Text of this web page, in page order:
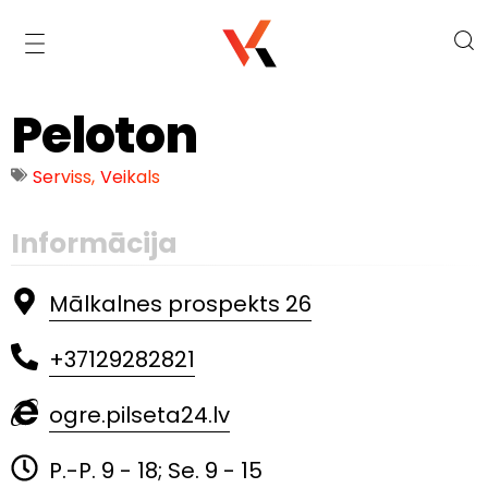
Peloton
Serviss, Veikals
Informācija
Mālkalnes prospekts 26
+37129282821
ogre.pilseta24.lv
P.-P. 9 - 18; Se. 9 - 15